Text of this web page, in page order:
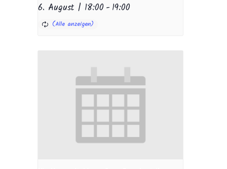
6. August | 18:00 -19:00